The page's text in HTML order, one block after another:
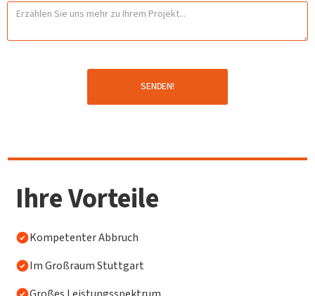
Ihre Vorteile
Kompetenter Abbruch
Im Großraum Stuttgart